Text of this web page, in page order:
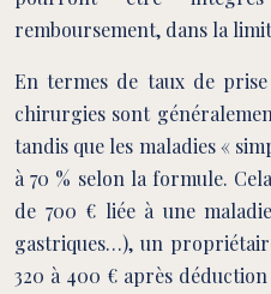
remboursement, dans la
En termes de taux de
chirurgies sont
tandis que les maladies «
à 70 % selon la formule.
de 700 € liée à une
gastriques…), un
320 à 400 € après